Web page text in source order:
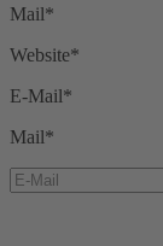
Mail*
Website*
E-Mail*
Mail*